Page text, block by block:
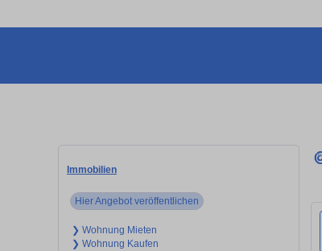
Immobilien
Hier Angebot veröffentlichen
❯ Wohnung Mieten
❯ Wohnung Kaufen